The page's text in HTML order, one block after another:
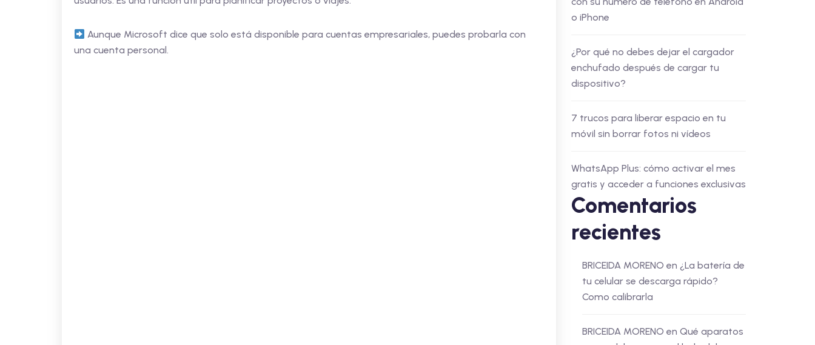
Aunque Microsoft dice que solo está disponible para cuentas empresariales, puedes probarla con
una cuenta personal.
o iPhone
¿Por qué no debes dejar el cargador
enchufado después de cargar tu
dispositivo?
7 trucos para liberar espacio en tu
móvil sin borrar fotos ni vídeos
WhatsApp Plus: cómo activar el mes
gratis y acceder a funciones exclusivas
Comentarios
recientes
BRICEIDA MORENO en ¿La batería de
tu celular se descarga rápido?
Como calibrarla
BRICEIDA MORENO en Qué aparatos